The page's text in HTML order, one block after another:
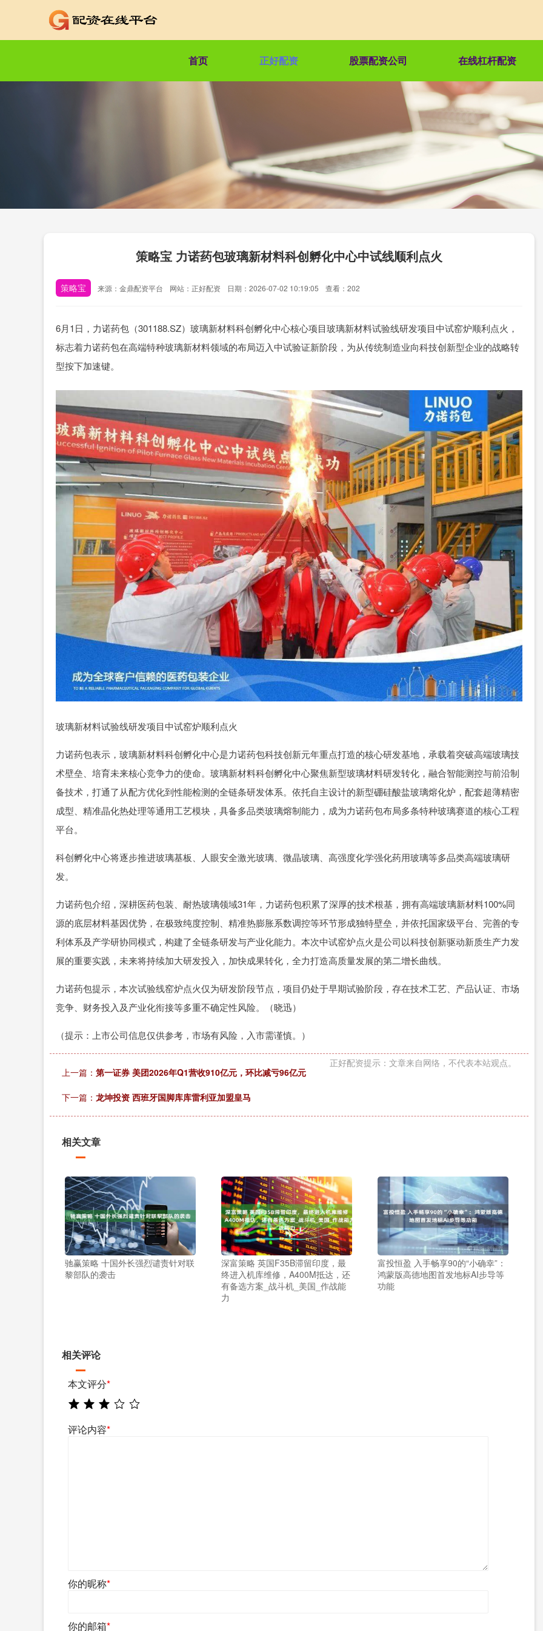
首页 正好配资 股票配资公司 在线杠杆配资
策略宝 力诺药包玻璃新材料科创孵化中心中试线顺利点火
策略宝 来源：金鼎配资平台 网站：正好配资 日期：2026-07-02 10:19:05 查看：202
6月1日，力诺药包（301188.SZ）玻璃新材料科创孵化中心核心项目玻璃新材料试验线研发项目中试窑炉顺利点火，
标志着力诺药包在高端特种玻璃新材料领域的布局迈入中试验证新阶段，为从传统制造业向科技创新型企业的战略转
型按下加速键。
玻璃新材料试验线研发项目中试窑炉顺利点火
力诺药包表示，玻璃新材料科创孵化中心是力诺药包科技创新元年重点打造的核心研发基地，承载着突破高端玻璃技
术壁垒、培育未来核心竞争力的使命。玻璃新材料科创孵化中心聚焦新型玻璃材料研发转化，融合智能测控与前沿制
备技术，打通了从配方优化到性能检测的全链条研发体系。依托自主设计的新型硼硅酸盐玻璃熔化炉，配套超薄精密
成型、精准晶化热处理等通用工艺模块，具备多品类玻璃熔制能力，成为力诺药包布局多条特种玻璃赛道的核心工程
平台。
科创孵化中心将逐步推进玻璃基板、人眼安全激光玻璃、微晶玻璃、高强度化学强化药用玻璃等多品类高端玻璃研
发。
力诺药包介绍，深耕医药包装、耐热玻璃领域31年，力诺药包积累了深厚的技术根基，拥有高端玻璃新材料100%同
源的底层材料基因优势，在极致纯度控制、精准热膨胀系数调控等环节形成独特壁垒，并依托国家级平台、完善的专
利体系及产学研协同模式，构建了全链条研发与产业化能力。本次中试窑炉点火是公司以科技创新驱动新质生产力发
展的重要实践，未来将持续加大研发投入，加快成果转化，全力打造高质量发展的第二增长曲线。
力诺药包提示，本次试验线窑炉点火仅为研发阶段节点，项目仍处于早期试验阶段，存在技术工艺、产品认证、市场
竞争、财务投入及产业化衔接等多重不确定性风险。（晓迅）
（提示：上市公司信息仅供参考，市场有风险，入市需谨慎。）
正好配资提示：文章来自网络，不代表本站观点。
上一篇： 第一证券 美团2026年Q1营收910亿元，环比减亏96亿元
下一篇： 龙坤投资 西班牙国脚库库雷利亚加盟皇马
相关文章
驰赢策略 十国外长强烈谴责针对联
黎部队的袭击
深富策略 英国F35B滞留印度，最
终进入机库维修，A400M抵达，还
有备选方案_战斗机_美国_作战能
力
富投恒盈 入手畅享90的“小确幸”：
鸿蒙版高德地图首发地标AI步导等
功能
相关评论
本文评分*
评论内容*
你的昵称*
你的邮箱*